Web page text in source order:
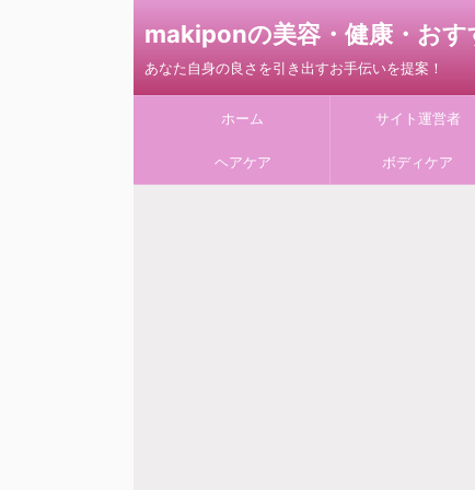
makiponの美容・健康・お
あなた自身の良さを引き出すお手伝いを提案！
ホーム サイト運営者
ヘアケア ボディケア